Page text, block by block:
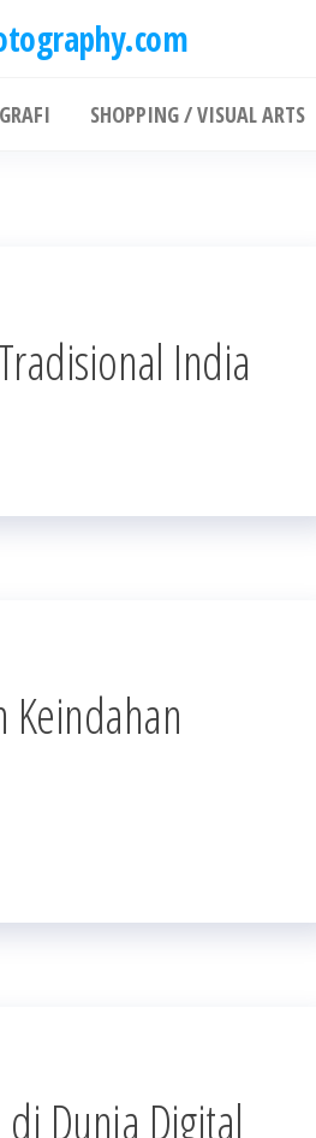
SHOPPING / VISUAL ARTS
India
Keindahan
Dunia Digital